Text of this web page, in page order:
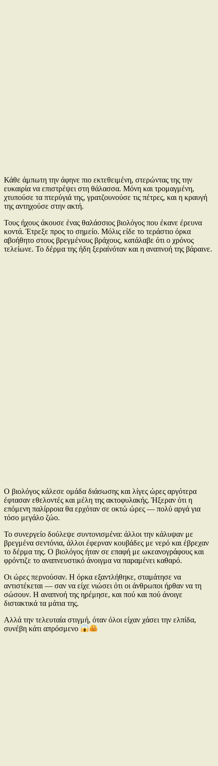
Κάθε άμπωτη την άφηνε πιο εκτεθειμένη, στερώντας της την
ευκαιρία να επιστρέψει στη θάλασσα. Μόνη και τρομαγμένη,
χτυπούσε τα πτερύγιά της, γρατζουνούσε τις πέτρες, και η κραυγή
της αντηχούσε στην ακτή.
Τους ήχους άκουσε ένας θαλάσσιος βιολόγος που έκανε έρευνα
κοντά. Έτρεξε προς το σημείο. Μόλις είδε το τεράστιο όρκα
αβοήθητο στους βρεγμένους βράχους, κατάλαβε ότι ο χρόνος
τελείωνε. Το δέρμα της ήδη ξεραίνόταν και η αναπνοή της βάραινε.
Ο βιολόγος κάλεσε ομάδα διάσωσης και λίγες ώρες αργότερα
έφτασαν εθελοντές και μέλη της ακτοφυλακής. Ήξεραν ότι η
επόμενη παλίρροια θα ερχόταν σε οκτώ ώρες — πολύ αργά για
τόσο μεγάλο ζώο.
Το συνεργείο δούλεψε συντονισμένα: άλλοι την κάλυψαν με
βρεγμένα σεντόνια, άλλοι έφερναν κουβάδες με νερό και έβρεχαν
το δέρμα της. Ο βιολόγος ήταν σε επαφή με ωκεανογράφους και
φρόντιζε το αναπνευστικό άνοιγμα να παραμένει καθαρό.
Οι ώρες περνούσαν. Η όρκα εξαντλήθηκε, σταμάτησε να
αντιστέκεται — σαν να είχε νιώσει ότι οι άνθρωποι ήρθαν να τη
σώσουν. Η αναπνοή της ηρέμησε, και πού και πού άνοιγε
διστακτικά τα μάτια της.
Αλλά την τελευταία στιγμή, όταν όλοι είχαν χάσει την ελπίδα,
συνέβη κάτι απρόσμενο